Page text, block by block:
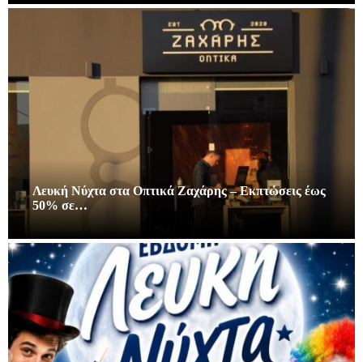
Λευκή Νύχτα στα Οπτικά Ζαχάρης – Εκπτώσεις έως
50% σε…